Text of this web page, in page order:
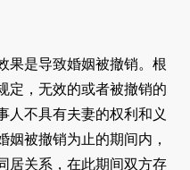
果是导致婚姻被撤销。根
定，无效的或者被撤销的
人不具有夫妻的权利和义
姻被撤销为止的期间内，
居关系，在此期间双方存